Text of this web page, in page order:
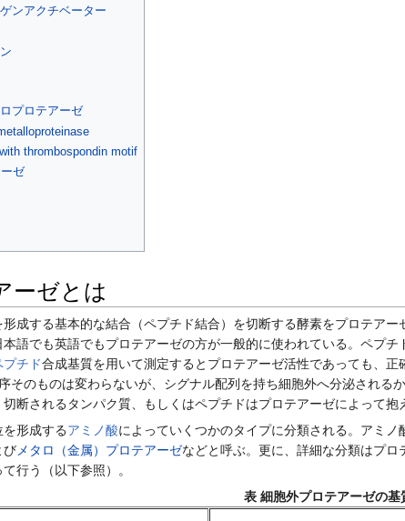
ンアクチベーター
プロテアーゼ
thrombospondin motif
ゼ
ーゼとは
成する基本的な結合（ペプチド結合）を切断する酵素をプロテア
語でも英語でもプロテアーゼの方が一般的に使われている。ペプ
プチド合成基質を用いて測定するとプロテアーゼ活性であっても、
そのものは変わらないが、シグナル配列を持ち細胞外へ分泌され
断されるタンパク質、もしくはペプチドはプロテアーゼによって抱
形成するアミノ酸によっていくつかのタイプに分類される。アミノ
び メタロ（金属）プロテアーゼなどと呼ぶ。更に、詳細な分類はプ
行う（以下参照）。
表 細胞外プロテアーゼの基